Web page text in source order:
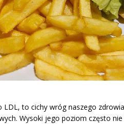
LDL, to cichy wróg naszego
Wysoki jego poziom często